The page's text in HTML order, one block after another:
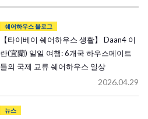
쉐어하우스 블로그
【타이베이 쉐어하우스 생활】 Daan4 이
란(宜蘭) 일일 여행: 6개국 하우스메이트
들의 국제 교류 쉐어하우스 일상
2026.04.29
뉴스